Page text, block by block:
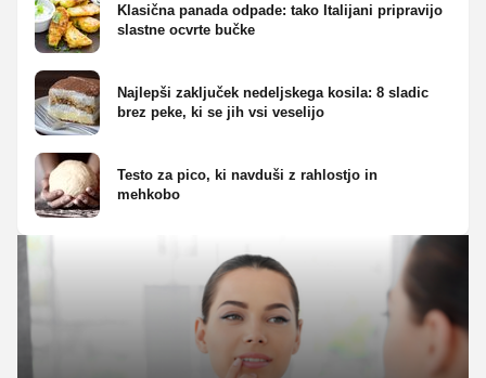
Klasična panada odpade: tako Italijani pripravijo
slastne ocvrte bučke
Najlepši zaključek nedeljskega kosila: 8 sladic
brez peke, ki se jih vsi veselijo
Testo za pico, ki navduši z rahlostjo in
mehkobo